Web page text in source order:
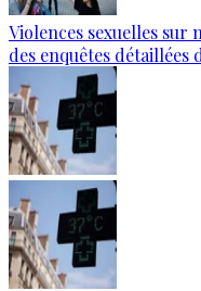
Violences sexuelles sur
des enquêtes